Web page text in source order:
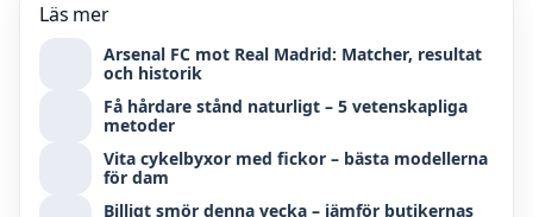
Läs mer
Arsenal FC mot Real Madrid: Matcher, resultat
och historik
Få hårdare stånd naturligt – 5 vetenskapliga
metoder
Vita cykelbyxor med fickor – bästa modellerna
för dam
Billigt smör denna vecka – jämför butikernas